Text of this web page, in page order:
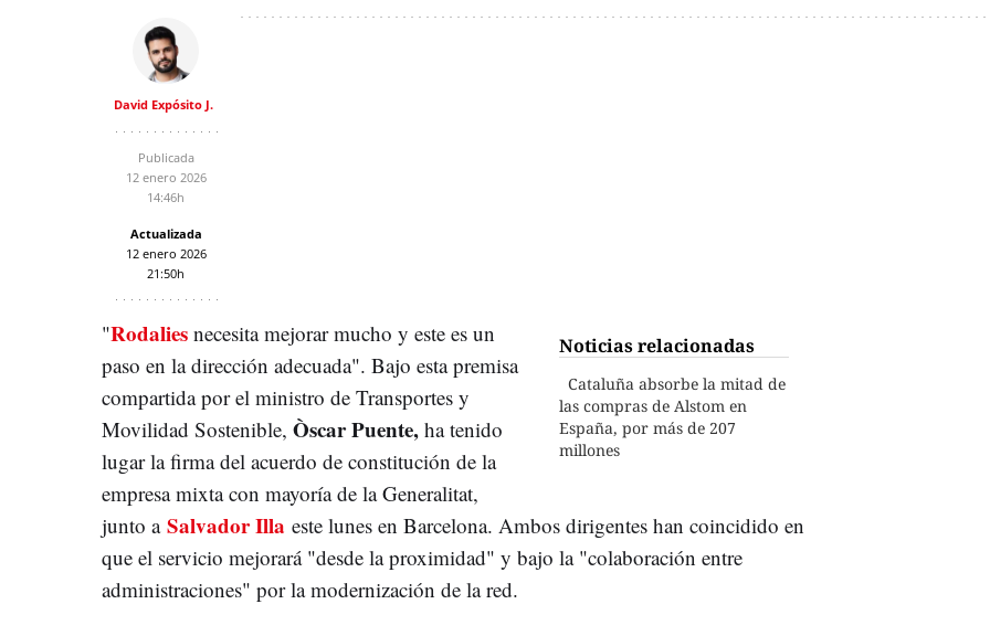
David Expósito J.
Publicada
12 enero 2026
14:46h
Actualizada
12 enero 2026
21:50h
Noticias relacionadas
Cataluña absorbe la mitad de
las compras de Alstom en
España, por más de 207
millones
"Rodalies necesita mejorar mucho y este es un
paso en la dirección adecuada". Bajo esta premisa
compartida por el ministro de Transportes y
Movilidad Sostenible, Òscar Puente, ha tenido
lugar la firma del acuerdo de constitución de la
empresa mixta con mayoría de la Generalitat,
junto a Salvador Illa este lunes en Barcelona. Ambos dirigentes han coincidido en
que el servicio mejorará "desde la proximidad" y bajo la "colaboración entre
administraciones" por la modernización de la red.